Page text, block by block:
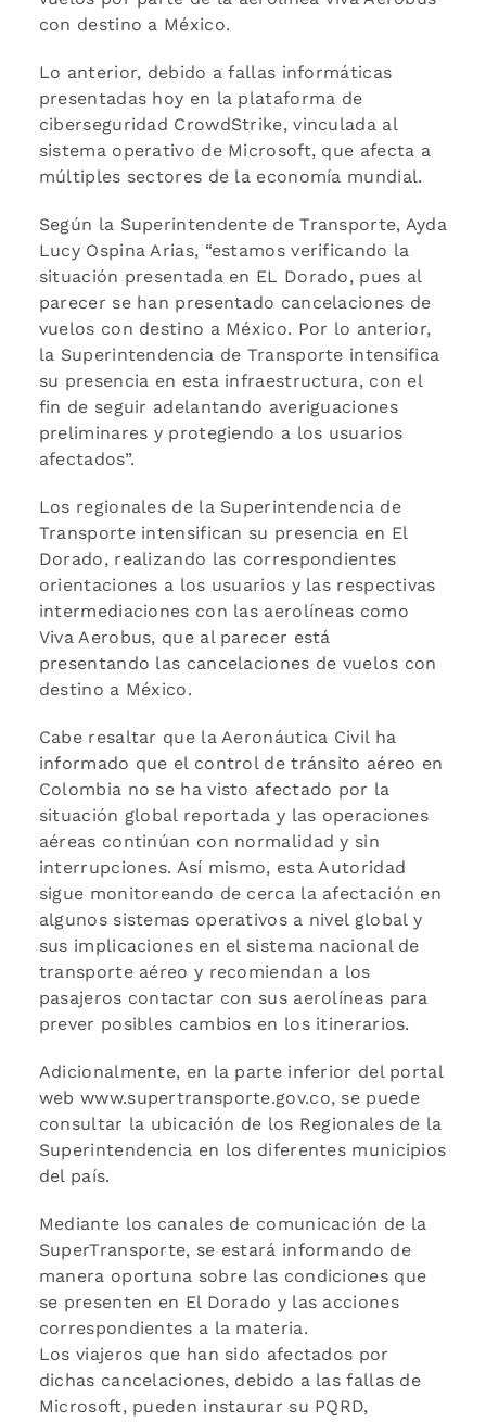
con destino a México.
Lo anterior, debido a fallas informáticas
presentadas hoy en la plataforma de
ciberseguridad CrowdStrike, vinculada al
sistema operativo de Microsoft, que afecta a
múltiples sectores de la economía mundial.
Según la Superintendente de Transporte, Ayda
Lucy Ospina Arias, “estamos verificando la
situación presentada en EL Dorado, pues al
parecer se han presentado cancelaciones de
vuelos con destino a México. Por lo anterior,
la Superintendencia de Transporte intensifica
su presencia en esta infraestructura, con el
fin de seguir adelantando averiguaciones
preliminares y protegiendo a los usuarios
afectados”.
Los regionales de la Superintendencia de
Transporte intensifican su presencia en El
Dorado, realizando las correspondientes
orientaciones a los usuarios y las respectivas
intermediaciones con las aerolíneas como
Viva Aerobus, que al parecer está
presentando las cancelaciones de vuelos con
destino a México.
Cabe resaltar que la Aeronáutica Civil ha
informado que el control de tránsito aéreo en
Colombia no se ha visto afectado por la
situación global reportada y las operaciones
aéreas continúan con normalidad y sin
interrupciones. Así mismo, esta Autoridad
sigue monitoreando de cerca la afectación en
algunos sistemas operativos a nivel global y
sus implicaciones en el sistema nacional de
transporte aéreo y recomiendan a los
pasajeros contactar con sus aerolíneas para
prever posibles cambios en los itinerarios.
Adicionalmente, en la parte inferior del portal
web www.supertransporte.gov.co, se puede
consultar la ubicación de los Regionales de la
Superintendencia en los diferentes municipios
del país.
Mediante los canales de comunicación de la
SuperTransporte, se estará informando de
manera oportuna sobre las condiciones que
se presenten en El Dorado y las acciones
correspondientes a la materia.
Los viajeros que han sido afectados por
dichas cancelaciones, debido a las fallas de
Microsoft, pueden instaurar su PQRD,